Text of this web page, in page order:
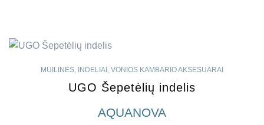
MUILINĖS, INDELIAI VONIOS KAMBARIO AKSESUARAI
UGO Šepetėlių indelis
AQUANOVA